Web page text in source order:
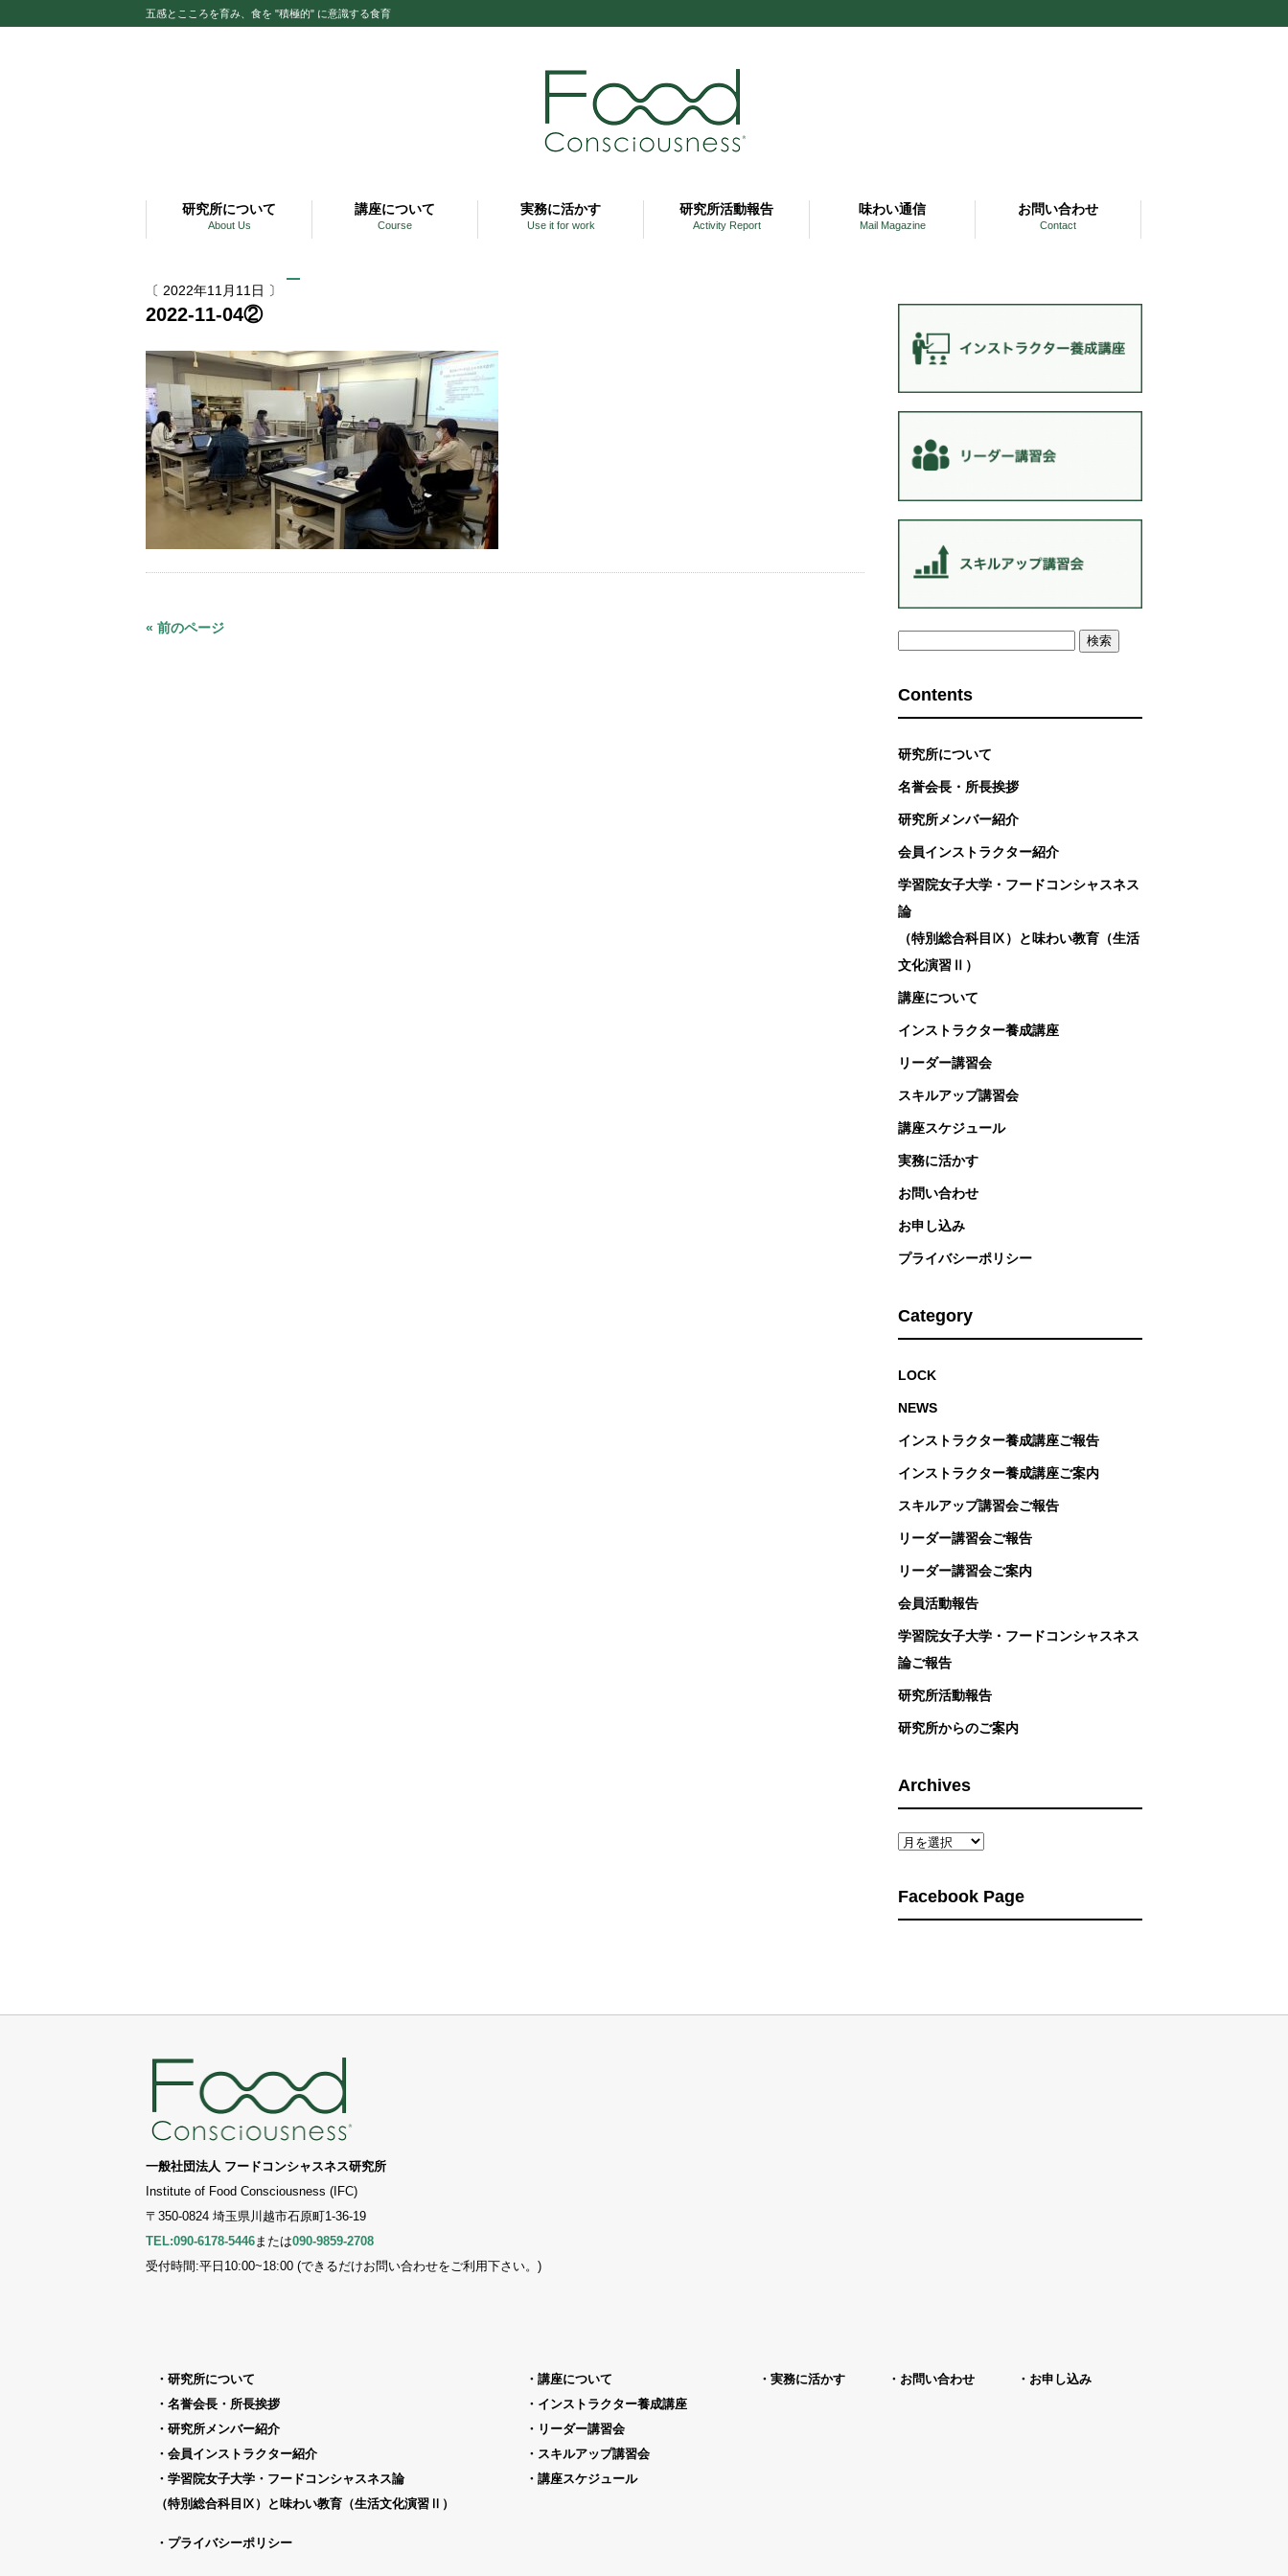
五感とこころを育み、食を "積極的" に意識する食育
研究所について
About Us
講座について
Course
実務に活かす
Use it for work
研究所活動報告
Activity Report
味わい通信
Mail Magazine
お問い合わせ
Contact
〔 2022年11月11日 〕
2022-11-04②
« 前のページ
Contents
研究所について
名誉会長・所長挨拶
研究所メンバー紹介
会員インストラクター紹介
学習院女子大学・フードコンシャスネス
論
（特別総合科目Ⅸ）と味わい教育（生活
文化演習Ⅱ）
講座について
インストラクター養成講座
リーダー講習会
スキルアップ講習会
講座スケジュール
実務に活かす
お問い合わせ
お申し込み
プライバシーポリシー
Category
LOCK
NEWS
インストラクター養成講座ご報告
インストラクター養成講座ご案内
スキルアップ講習会ご報告
リーダー講習会ご報告
リーダー講習会ご案内
会員活動報告
学習院女子大学・フードコンシャスネス
論ご報告
研究所活動報告
研究所からのご案内
Archives
Archives
Facebook Page
一般社団法人 フードコンシャスネス研究所
Institute of Food Consciousness (IFC)
〒350-0824 埼玉県川越市石原町1-36-19
TEL:090-6178-5446 または090-9859-2708
受付時間:平日10:00~18:00 (できるだけお問い合わせをご利用下さい。)
研究所について
名誉会長・所長挨拶
研究所メンバー紹介
会員インストラクター紹介
学習院女子大学・フードコンシャスネス論
（特別総合科目Ⅸ）と味わい教育（生活文化演習Ⅱ）
講座について
インストラクター養成講座
リーダー講習会
スキルアップ講習会
講座スケジュール
実務に活かす お問い合わせ お申し込み
プライバシーポリシー